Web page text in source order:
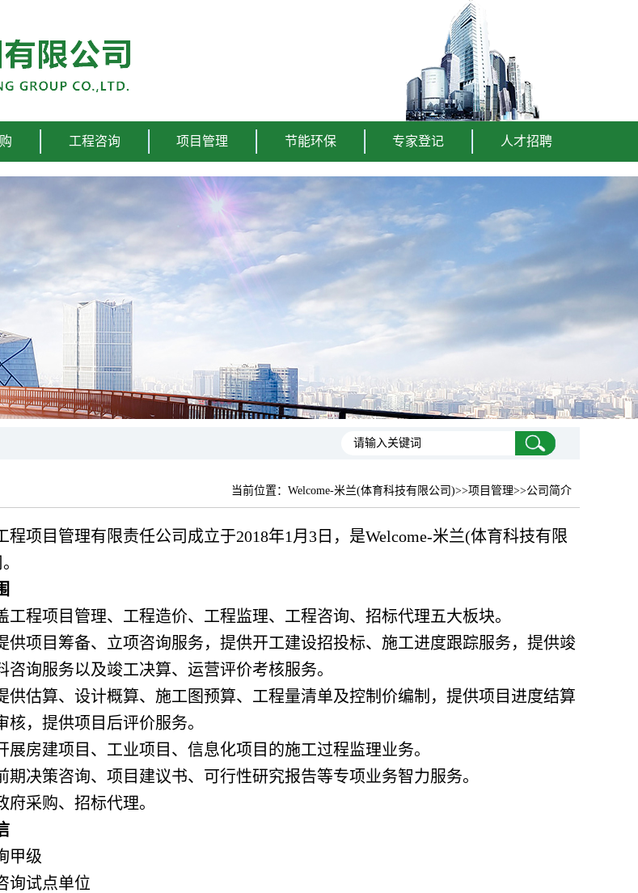
工程咨询 项目管理 节能环保 专家登记 人才招聘
当前位置： Welcome-米兰(体育科技有限公司)>>项目管理>>公司简介
程项目管理有限责任公司成立于2018年1月3日，是Welcome-米兰(体育科技有限
工程项目管理、工程造价、工程监理、工程咨询、招标代理五大板块。
供项目筹备、立项咨询服务，提供开工建设招投标、施工进度跟踪服务，提供竣
咨询服务以及竣工决算、运营评价考核服务。
供估算、设计概算、施工图预算、工程量清单及控制价编制，提供项目进度结算
核，提供项目后评价服务。
展房建项目、工业项目、信息化项目的施工过程监理业务。
期决策咨询、项目建议书、可行性研究报告等专项业务智力服务。
府采购、招标代理。
甲级
询试点单位